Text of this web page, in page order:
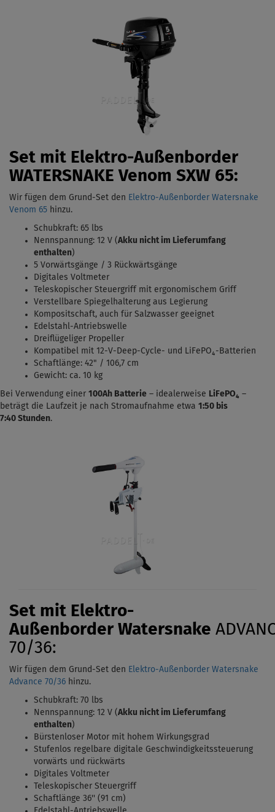
Set mit Elektro-Außenborder
WATERSNAKE Venom SXW 65:
Wir fügen dem Grund-Set den Elektro-Außenborder Watersnake
Venom 65 hinzu.
Schubkraft: 65 lbs
Nennspannung: 12 V (Akku nicht im Lieferumfang
enthalten)
5 Vorwärtsgänge / 3 Rückwärtsgänge
Digitales Voltmeter
Teleskopischer Steuergriff mit ergonomischem Griff
Verstellbare Spiegelhalterung aus Legierung
Kompositschaft, auch für Salzwasser geeignet
Edelstahl-Antriebswelle
Dreiflügeliger Propeller
Kompatibel mit 12-V-Deep-Cycle- und LiFePO₄-Batterien
Schaftlänge: 42" / 106,7 cm
Gewicht: ca. 10 kg
Bei Verwendung einer 100Ah Batterie – idealerweise LiFePO₄ –
beträgt die Laufzeit je nach Stromaufnahme etwa 1:50 bis
7:40 Stunden.
Set mit Elektro-
AußenborderWatersnake
70/36:
Wir fügen dem Grund-Set den Elektro-Außenborder Watersnake
Advance 70/36 hinzu.
Schubkraft: 70 lbs
Nennspannung: 12 V (Akku nicht im Lieferumfang
enthalten)
Bürstenloser Motor mit hohem Wirkungsgrad
Stufenlos regelbare digitale Geschwindigkeitssteuerung
vorwärts und rückwärts
Digitales Voltmeter
Teleskopischer Steuergriff
Schaftlänge 36'' (91 cm)